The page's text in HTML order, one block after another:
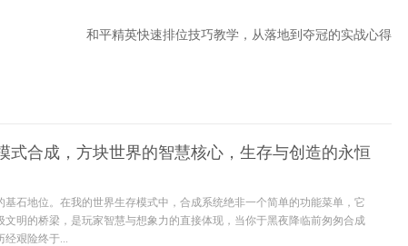
和平精英快速排位技巧教学，从落地到夺冠的实战心得
式合成，方块世界的智慧核心，生存与创造的永恒
基石地位。在我的世界生存模式中，合成系统绝非一个简单的功能菜单，它
文明的桥梁，是玩家智慧与想象力的直接体现，当你于黑夜降临前匆匆合成
经艰险终于...